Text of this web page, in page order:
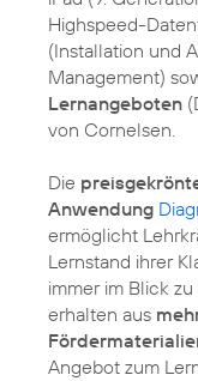
Highspeed-
(Installation und
Management)
Lernangeboten
von Cornelsen.
Die
Anwendung
ermöglicht
Lernstand ihrer
immer im Blick
erhalten aus
Angebot zum